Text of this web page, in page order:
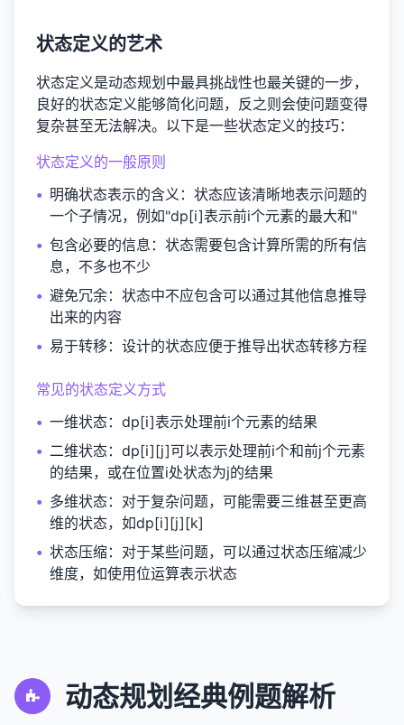
状态定义的艺术
状态定义是动态规划中最具挑战性也最关键的一步，
良好的状态定义能够简化问题，反之则会使问题变得
复杂甚至无法解决。以下是一些状态定义的技巧：
状态定义的一般原则
• 明确状态表示的含义 ：状态应该清晰地表示问题的
一个子情况，例如"dp[i]表示前i个元素的最大和"
• 包含必要的信息 ：状态需要包含计算所需的所有信
息，不多也不少
• 避免冗余：状态中不应包含可以通过其他信息推导
出来的内容
• 易于转移：设计的状态应便于推导出状态转移方程
常见的状态定义方式
• 一维状态：dp[i]表示处理前i个元素的结果
• 二维状态：dp[i][j]可以表示处理前i个和前j个元素
的结果，或在位置i处状态为j的结果
• 多维状态：对于复杂问题，可能需要三维甚至更高
维的状态，如dp[i][j][k]
• 状态压缩：对于某些问题，可以通过状态压缩减少
维度，如使用位运算表示状态
动态规划经典例题解析